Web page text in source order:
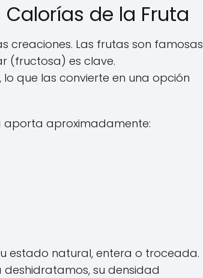
Calorías de la Fruta
creaciones. Las frutas son famosas
(fructosa) es clave.
que las convierte en una opción
aporta aproximadamente:
estado natural, entera o troceada.
su densidad